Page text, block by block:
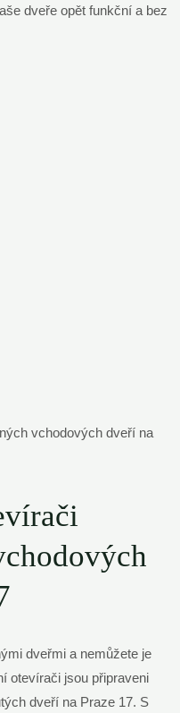
dveře opět funkční a bez
dveřmi a nemůžete je
otevírači jsou připraveni
dveří na Praze 17. S